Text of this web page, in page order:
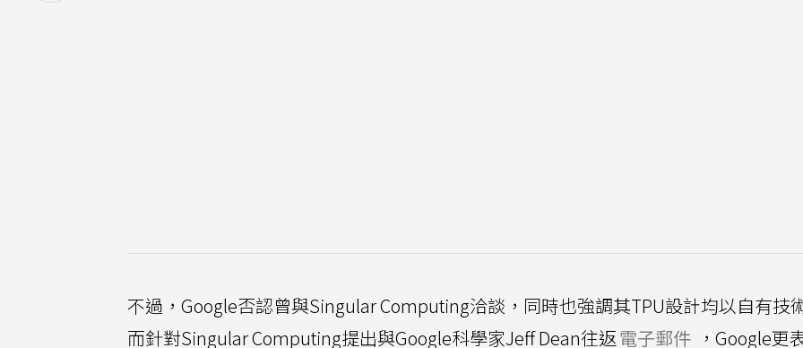
不過，Google否認曾與Singular Computing洽談，同時也強調其TPU設計均以自有技
而針對Singular Computing提出與Google科學家Jeff Dean往返電子郵件 ，Google更